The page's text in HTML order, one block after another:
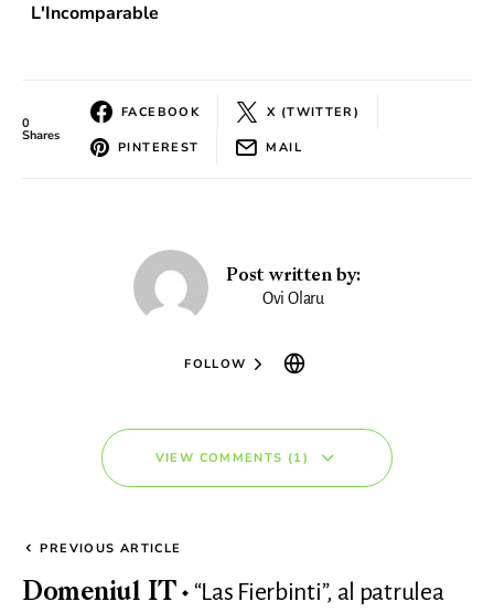
L'Incomparable
0
Shares
FACEBOOK X (TWITTER)
PINTEREST MAIL
Post written by:
Ovi Olaru
FOLLOW
VIEW COMMENTS (1)
PREVIOUS ARTICLE
Domeniul IT “Las Fierbinti”, al patrulea